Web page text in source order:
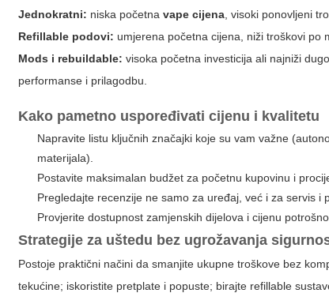
Jednokratni: niska početnavape cijena , visoki ponovljeni
Refillable podovi: umjerena početna cijena, niži troškovi po
Mods i rebuildable: visoka početna investicija ali najniži
performanse i prilagodbu.
Kako pametno uspoređivati cijenu i kvalitetu
Napravite listu ključnih značajki koje su vam važne
materijala).
Postavite maksimalan budžet za početnu kupovinu i
Pregledajte recenzije ne samo za uređaj, već i za servis i
Provjerite dostupnost zamjenskih dijelova i cijenu
Strategije za uštedu bez ugrožavanja
Postoje praktični načini da smanjite ukupne troškove bez
tekućine; iskoristite pretplate i popuste; birajte refillable